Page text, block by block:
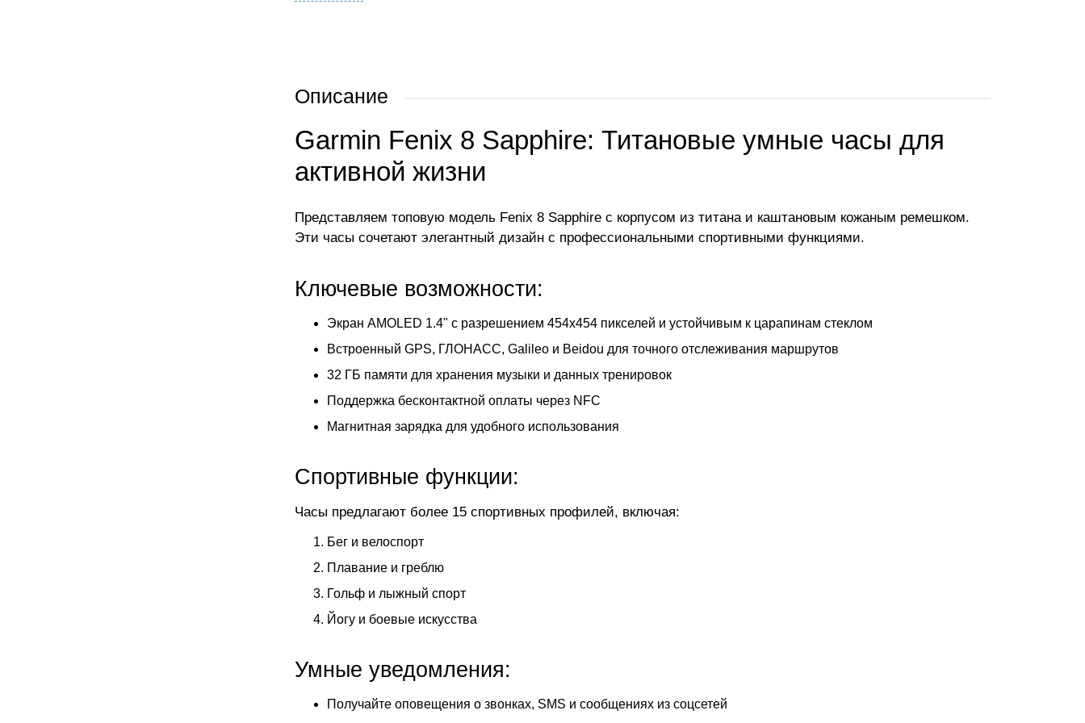
Описание
Garmin Fenix 8 Sapphire: Титановые умные часы для
активной жизни
Представляем топовую модель Fenix 8 Sapphire с корпусом из титана и каштановым кожаным ремешком.
Эти часы сочетают элегантный дизайн с профессиональными спортивными функциями.
Ключевые возможности:
Экран AMOLED 1.4" с разрешением 454x454 пикселей и устойчивым к царапинам стеклом
Встроенный GPS, ГЛОНАСС, Galileo и Beidou для точного отслеживания маршрутов
32 ГБ памяти для хранения музыки и данных тренировок
Поддержка бесконтактной оплаты через NFC
Магнитная зарядка для удобного использования
Спортивные функции:
Часы предлагают более 15 спортивных профилей, включая:
Бег и велоспорт
Плавание и греблю
Гольф и лыжный спорт
Йогу и боевые искусства
Умные уведомления:
Получайте оповещения о звонках, SMS и сообщениях из соцсетей